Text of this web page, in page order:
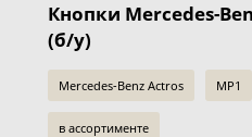
Кнопки Mercedes-
(б/у)
Mercedes-Benz Actros MP1
в ассортименте